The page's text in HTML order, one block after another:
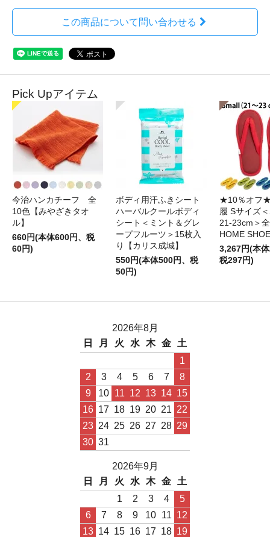
この商品について問い合わせる
Pick Upアイテム
今治ハンカチーフ 全
10色【みやざきタオ
ル】
660円(本体600円、税
60円)
ボディ用汗ふきシート
ハーバルクールボディ
シート＜ミント＆グレ
ープフルーツ＞15枚入
り【カリス成城】
550円(本体500円、税
50円)
★10％オフ
履 Sサイズ
21-23cm＞
HOME
3,267円(本
税297円)
2026年8月
日
月 火 水 木 金
土
1
2
3 4 5 6 7
8
9
10 11 12 13 14 15
16 17 18 19 20 21 22
23 24 25 26 27 28 29
30 31
2026年9月
日
月 火 水 木 金
土
1
2 3 4
5
6
7 8 9 10 11 12
13 14 15 16 17 18 19